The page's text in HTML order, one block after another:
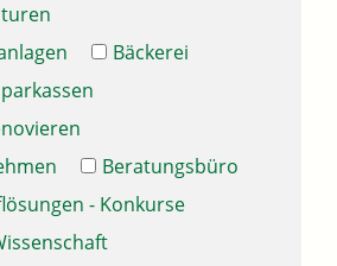
Bäckerei
Beratungsbüro
- Konkurse